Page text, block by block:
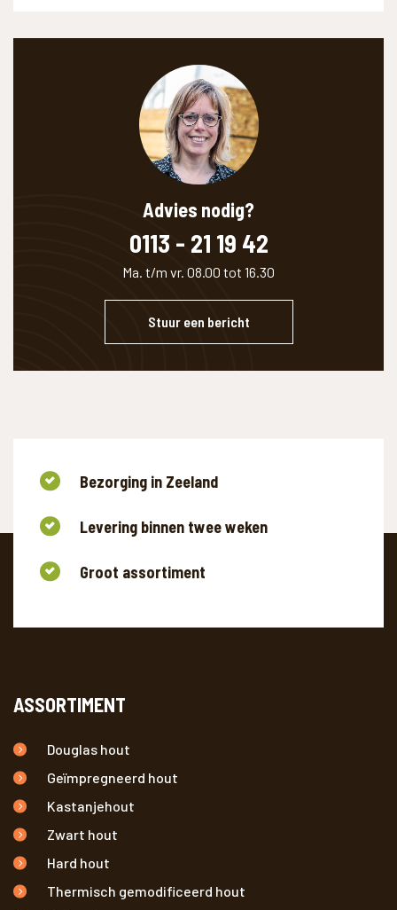
Advies nodig?
0113 - 21 19 42
Ma. t/m vr. 08.00 tot 16.30
Stuur een bericht
Bezorging in Zeeland
Levering binnen twee weken
Groot assortiment
ASSORTIMENT
Douglas hout
Geïmpregneerd hout
Kastanjehout
Zwart hout
Hard hout
Thermisch gemodificeerd hout